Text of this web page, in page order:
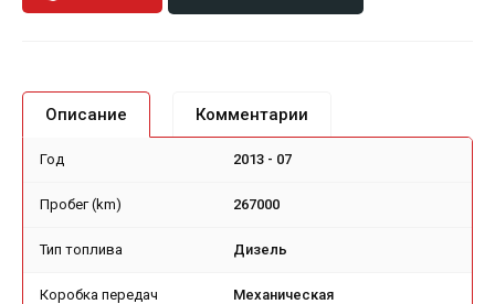
Описание Комментарии
Год 2013 - 07
Пробег (km) 267000
Тип топлива Дизель
Коробка передач Механическая